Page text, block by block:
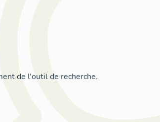
de l'outil de recherche.